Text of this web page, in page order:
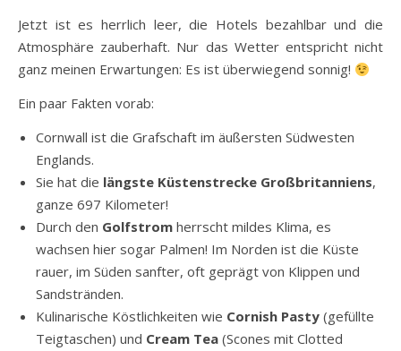
Jetzt ist es herrlich leer, die Hotels bezahlbar und die
Atmosphäre zauberhaft. Nur das Wetter entspricht nicht
ganz meinen Erwartungen: Es ist überwiegend sonnig!
Ein paar Fakten vorab:
Cornwall ist die Grafschaft im äußersten Südwesten
Englands.
Sie hat die längste Küstenstrecke Großbritanniens,
ganze 697 Kilometer!
Durch den Golfstrom herrscht mildes Klima, es
wachsen hier sogar Palmen! Im Norden ist die Küste
rauer, im Süden sanfter, oft geprägt von Klippen und
Sandstränden.
Kulinarische Köstlichkeiten wie Cornish Pasty (gefüllte
Teigtaschen) und Cream Tea (Scones mit Clotted